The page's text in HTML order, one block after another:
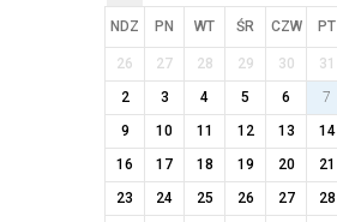
NDZ PN WT ŚR CZW PT
26 27 28 29 30 31
2
3 4 5 6 7
9
10 11 12 13 14
16
17 18 19 20 21
23
24 25 26 27 28